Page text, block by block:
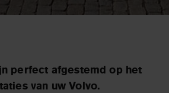
perfect afgestemd op het
van uw Volvo.